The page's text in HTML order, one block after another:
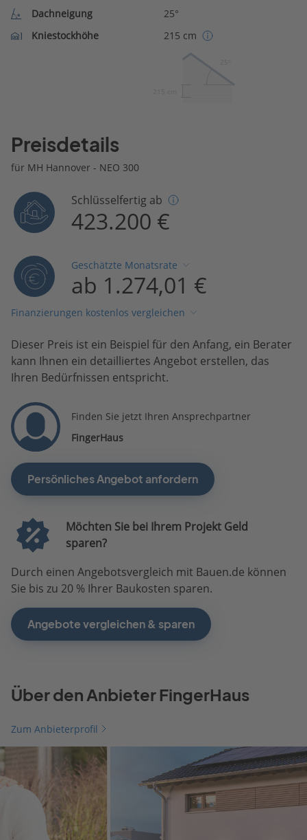
Dachneigung
25°
Kniestockhöhe
215 cm
Preisdetails
für MH Hannover - NEO 300
Schlüsselfertig ab
423.200 €
Geschätzte Monatsrate
ab 1.274,01 €
Finanzierungen kostenlos vergleichen
Dieser Preis ist ein Beispiel für den Anfang, ein Berater
kann Ihnen ein detailliertes Angebot erstellen, das
Ihren Bedürfnissen entspricht.
Finden Sie jetzt Ihren Ansprechpartner
FingerHaus
Persönliches Angebot anfordern
Möchten Sie bei Ihrem Projekt Geld
sparen?
Durch einen Angebotsvergleich mit Bauen.de können
Sie bis zu 20 % Ihrer Baukosten sparen.
Angebote vergleichen & sparen
Über den Anbieter FingerHaus
Zum Anbieterprofil